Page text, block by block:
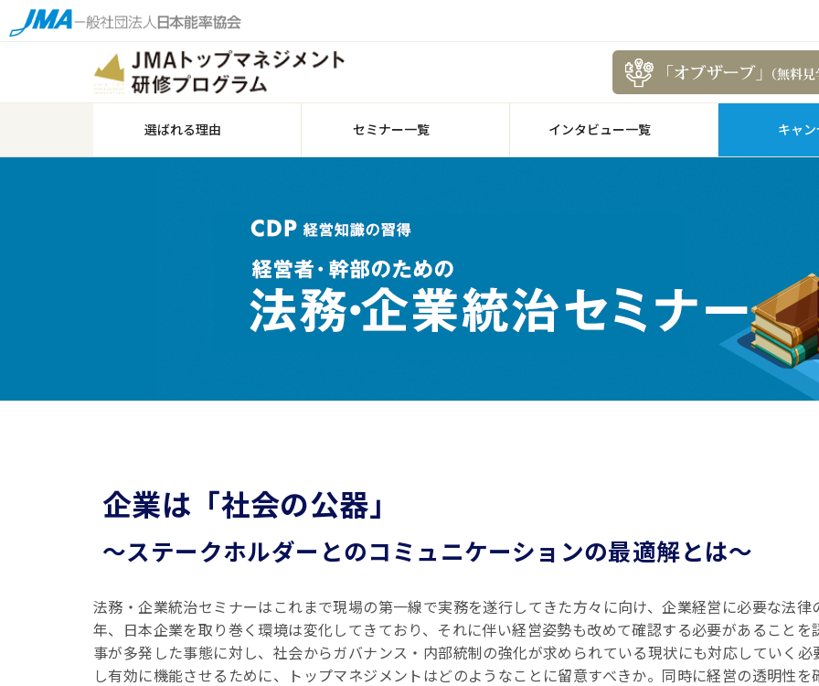
選ばれる理由 セミナー一覧 インタビュー一覧 キャン
企業は「社会の公器」
～ステークホルダーとのコミュニケーションの最適解とは～
法務・企業統治セミナーはこれまで現場の第一線で実務を遂行してきた方々に向け、企業経営に必要な法
年、日本企業を取り巻く環境は変化してきており、それに伴い経営姿勢も改めて確認する必要があること
事が多発した事態に対し、社会からガバナンス・内部統制の強化が求められている現状にも対応していく
し有効に機能させるために、トップマネジメントはどのようなことに留意すべきか。同時に経営の透明性